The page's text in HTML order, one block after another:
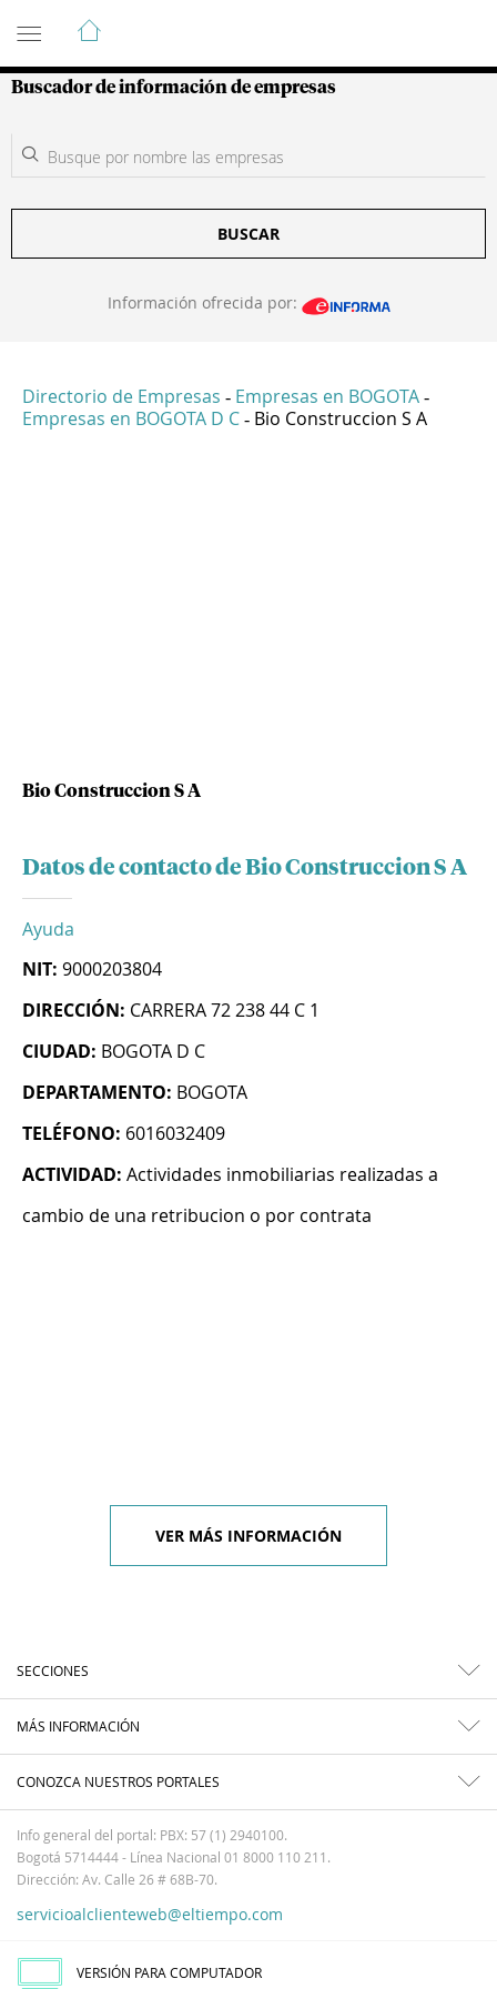
Guía de Empresas Colombianas
Buscador de información de empresas
BUSCAR
Información ofrecida por:
Directorio de Empresas - Empresas en BOGOTA -
Empresas en BOGOTA D C - Bio Construccion S A
Bio Construccion S A
Datos de contacto de Bio Construccion S A
Ayuda
NIT: 9000203804
DIRECCIÓN: CARRERA 72 238 44 C 1
CIUDAD: BOGOTA D C
DEPARTAMENTO: BOGOTA
TELÉFONO: 6016032409
ACTIVIDAD: Actividades inmobiliarias realizadas a
cambio de una retribucion o por contrata
VER MÁS INFORMACIÓN
SECCIONES
MÁS INFORMACIÓN
CONOZCA NUESTROS PORTALES
Info general del portal: PBX: 57 (1) 2940100.
Bogotá 5714444 - Línea Nacional 01 8000 110 211.
Dirección: Av. Calle 26 # 68B-70.
servicioalclienteweb@eltiempo.com
VERSIÓN PARA COMPUTADOR